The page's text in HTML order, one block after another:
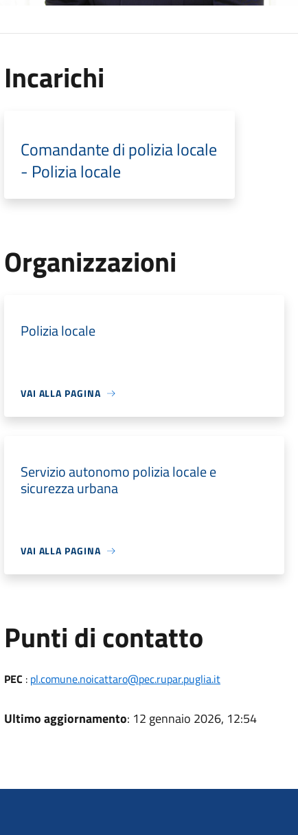
Incarichi
Comandante di polizia locale
- Polizia locale
Organizzazioni
Polizia locale
VAI ALLA PAGINA
Servizio autonomo polizia locale e
sicurezza urbana
VAI ALLA PAGINA
Punti di contatto
PEC : pl.comune.noicattaro@pec.rupar.puglia.it
Ultimo aggiornamento: 12 gennaio 2026, 12:54